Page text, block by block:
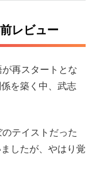
レビュー
再スタートとな
を築く中、武志
テイストだった
したが、やはり覚